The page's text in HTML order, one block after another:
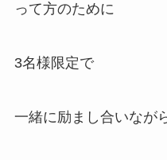
って方のために
3名様限定で
一緒に励まし合いなが